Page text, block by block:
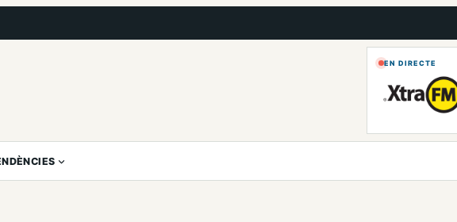
EN DIRECTE